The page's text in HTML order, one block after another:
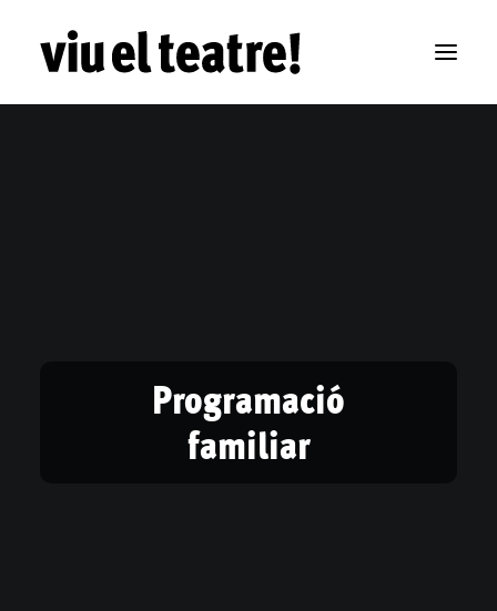
Programació
familiar